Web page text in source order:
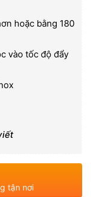
hoặc bằng 180
vào tốc độ đẩy
tận nơi